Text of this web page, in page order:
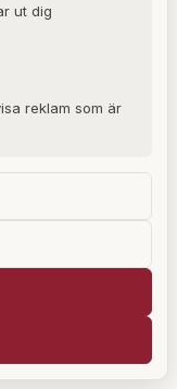
ut dig
reklam som är